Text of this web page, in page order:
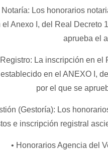
Notaría: Los honorarios
el Anexo I, del Real Decreto
aprueba el
La inscripción en
en el ANEXO I,
por el que se
(Gestoría): Los
e inscripción registral
• Honorarios Agencia del